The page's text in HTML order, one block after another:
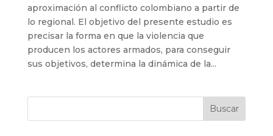
aproximación al conflicto colombiano a partir de
lo regional. El objetivo del presente estudio es
precisar la forma en que la violencia que
producen los actores armados, para conseguir
sus objetivos, determina la dinámica de la...